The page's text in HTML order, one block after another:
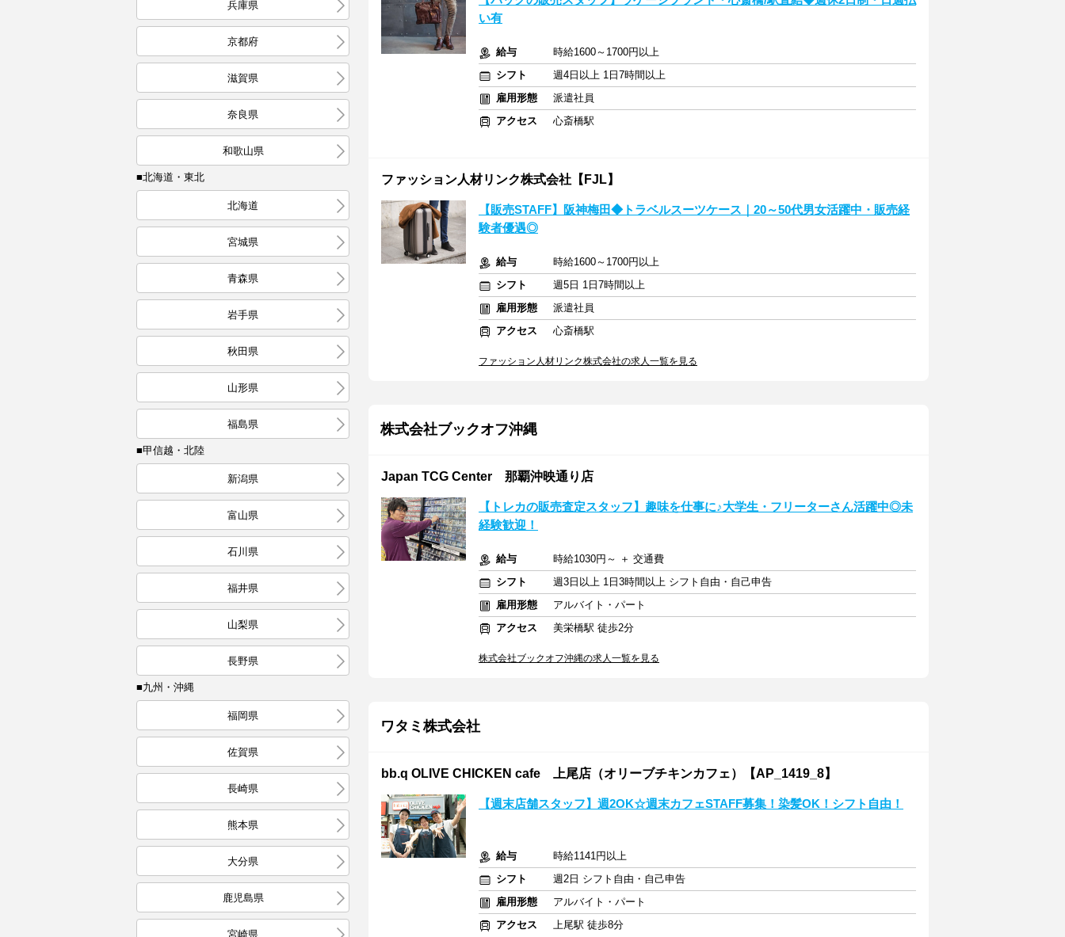
兵庫県
京都府
滋賀県
奈良県
和歌山県
■北海道・東北
北海道
宮城県
青森県
岩手県
秋田県
山形県
福島県
■甲信越・北陸
新潟県
富山県
石川県
福井県
山梨県
長野県
■九州・沖縄
福岡県
佐賀県
長崎県
熊本県
大分県
鹿児島県
宮崎県
い有
給与
時給1600～1700円以上
シフト
週4日以上 1日7時間以上
雇用形態
派遣社員
アクセス
心斎橋駅
ファッション人材リンク株式会社【FJL】
【販売STAFF】阪神梅田◆トラベルスーツケース｜20～50代男女活躍中・販売経
験者優遇◎
給与
時給1600～1700円以上
シフト
週5日 1日7時間以上
雇用形態
派遣社員
アクセス
心斎橋駅
ファッション人材リンク株式会社の求人一覧を見る
株式会社ブックオフ沖縄
Japan TCG Center 那覇沖映通り店
【トレカの販売査定スタッフ】趣味を仕事に♪大学生・フリーターさん活躍中◎未
経験歓迎！
給与
時給1030円～ ＋ 交通費
シフト
週3日以上 1日3時間以上 シフト自由・自己申告
雇用形態
アルバイト・パート
アクセス
美栄橋駅 徒歩2分
株式会社ブックオフ沖縄の求人一覧を見る
ワタミ株式会社
bb.q OLIVE CHICKEN cafe 上尾店（オリーブチキンカフェ）【AP_1419_8】
【週末店舗スタッフ】週2OK☆週末カフェSTAFF募集！染髪OK！シフト自由！
給与
時給1141円以上
シフト
週2日 シフト自由・自己申告
雇用形態
アルバイト・パート
アクセス
上尾駅 徒歩8分